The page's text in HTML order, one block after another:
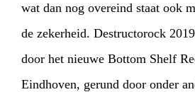
wat dan nog overeind staat ook
de zekerheid. Destructorock
door het nieuwe Bottom Shelf
Eindhoven, gerund door onder